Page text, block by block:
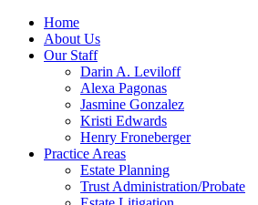
Home
About Us
Our Staff
Darin A. Leviloff
Alexa Pagonas
Jasmine Gonzalez
Kristi Edwards
Henry Froneberger
Practice Areas
Estate Planning
Trust Administration/Probate